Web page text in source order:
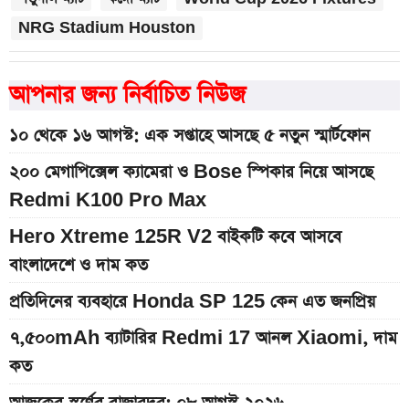
NRG Stadium Houston
আপনার জন্য নির্বাচিত নিউজ
১০ থেকে ১৬ আগস্ট: এক সপ্তাহে আসছে ৫ নতুন স্মার্টফোন
২০০ মেগাপিক্সেল ক্যামেরা ও Bose স্পিকার নিয়ে আসছে
Redmi K100 Pro Max
Hero Xtreme 125R V2 বাইকটি কবে আসবে
বাংলাদেশে ও দাম কত
প্রতিদিনের ব্যবহারে Honda SP 125 কেন এত জনপ্রিয়
৭,৫০০mAh ব্যাটারির Redmi 17 আনল Xiaomi, দাম
কত
আজকের স্বর্ণের বাজারদর: ০৮ আগস্ট ২০২৬